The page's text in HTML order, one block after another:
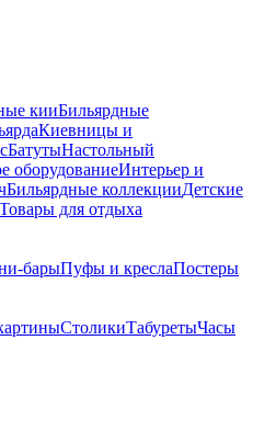
кииБильярдные
Киевницы и
БатутыНастольный
оборудованиеИнтерьер и
Бильярдные коллекцииДетские
Товары для отдыха
барыПуфы и креслаПостеры
СтоликиТабуретыЧасы